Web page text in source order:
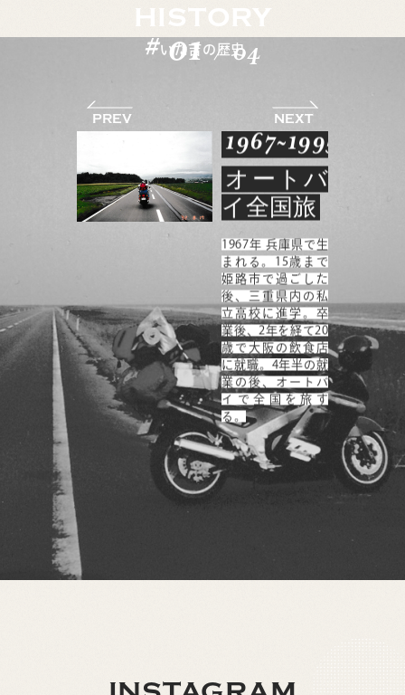
HISTORY
いた吉の歴史
1967~1995
オートバ
イ全国旅
1967年 兵庫県で生
まれる。15歳まで
姫路市で過ごした
後、三重県内の私
立高校に進学。卒
業後、2年を経て20
歳で大阪の飲食店
に就職。4年半の就
業の後、オートバ
イで全国を旅す
る。
# 01/04